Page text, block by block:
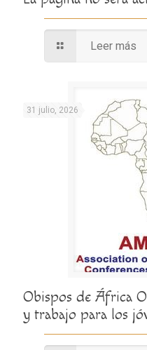
Leer más
31 julio, 2026
Obispos de África
y trabajo para los